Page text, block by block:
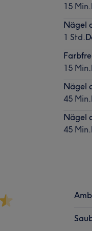
15 Min.
Nägel
1 Std.
15 Min.
Nägel
45 Min.
Nägel
45 Min.